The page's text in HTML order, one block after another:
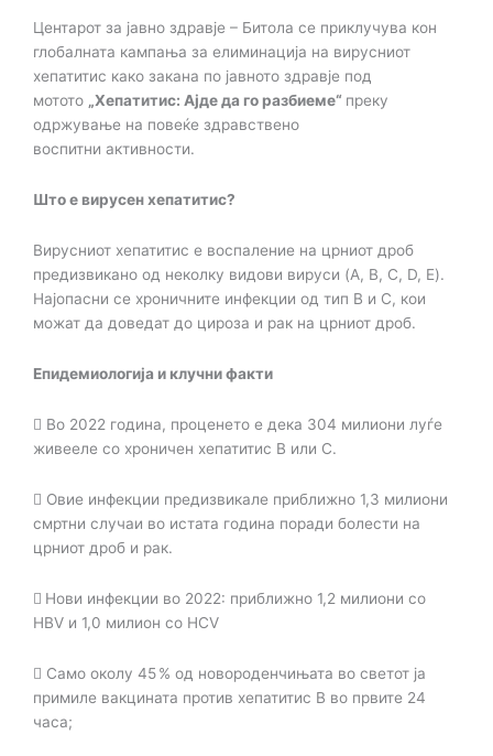
Центарот за јавно здравје – Битола се приклучува кон
глобалната кампања за елиминација на вирусниот
хепатитис како закана по јавното здравје под
мотото „Хепатитис: Ајде да го разбиеме“ преку
одржување на повеќе здравствено
воспитни активности.
Што е вирусен хепатитис?
Вирусниот хепатитис е воспаление на црниот дроб
предизвикано од неколку видови вируси (A, B, C, D, E).
Најопасни се хроничните инфекции од тип B и C, кои
можат да доведат до цироза и рак на црниот дроб.
Епидемиологија и клучни факти
 Во 2022 година, проценето е дека 304 милиони луѓе
живееле со хроничен хепатитис B или C.
 Овие инфекции предизвикале приближно 1,3 милиони
смртни случаи во истата година поради болести на
црниот дроб и рак.
 Нови инфекции во 2022: приближно 1,2 милиони со
HBV и 1,0 милион со HCV
 Само околу 45 % од новороденчињата во светот ја
примиле вакцината против хепатитис B во првите 24
часа;